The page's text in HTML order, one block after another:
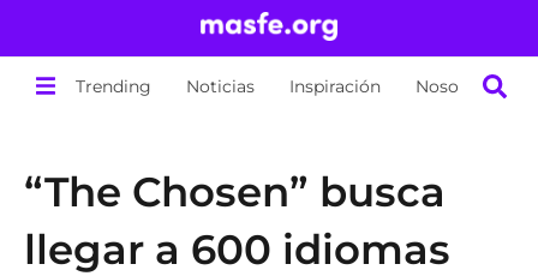
Trending Noticias Inspiración Nosotros
“The Chosen” busca
llegar a 600 idiomas